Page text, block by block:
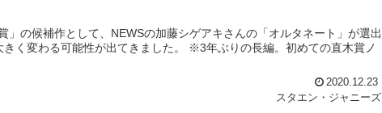
の候補作として、NEWSの加藤シゲアキさんの「オルタネート」が選出
く変わる可能性が出てきました。 ※3年ぶりの長編。初めての直木賞ノ
2020.12.23
スタエン・ジャニーズ